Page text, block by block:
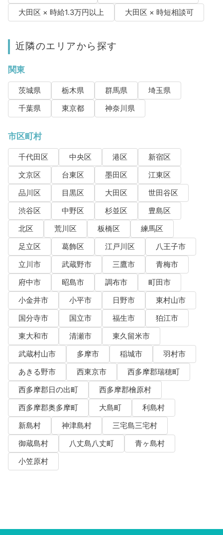
大田区 × 時給1.3万円以上
大田区 × 時短相談可
近隣のエリアから探す
関東
茨城県 栃木県 群馬県
埼玉県
千葉県
東京都 神奈川県
市区町村
千代田区 中央区 港区
新宿区
文京区
台東区 墨田区
江東区
品川区
目黒区 大田区
世田谷区
渋谷区
中野区 杉並区
豊島区
北区
荒川区 板橋区
練馬区
足立区
葛飾区 江戸川区
八王子市
立川市
武蔵野市 三鷹市
青梅市
府中市
昭島市 調布市
町田市
小金井市
小平市 日野市
東村山市
国分寺市
国立市 福生市
狛江市
東大和市
清瀬市
東久留米市
武蔵村山市
多摩市 稲城市
羽村市
あきる野市
西東京市
西多摩郡瑞穂町
西多摩郡日の出町
西多摩郡檜原村
西多摩郡奥多摩町
大島町
利島村
新島村
神津島村
三宅島三宅村
御蔵島村
八丈島八丈町
青ヶ島村
小笠原村